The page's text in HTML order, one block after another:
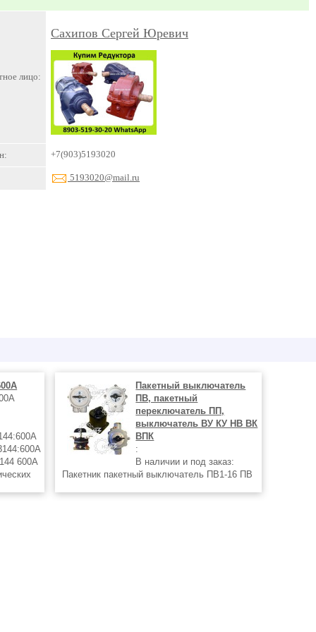
лицо:
Сахипов Сергей Юревич
+7(903)5193020
5193020@mail.ru
600А
Пакетный выключатель
ПВ, пакетный
переключатель ПП,
выключатель ВУ КУ НВ ВК
ВПК
:
В наличии и под заказ:
Пакетник пакетный выключатель ПВ1-16 ПВ